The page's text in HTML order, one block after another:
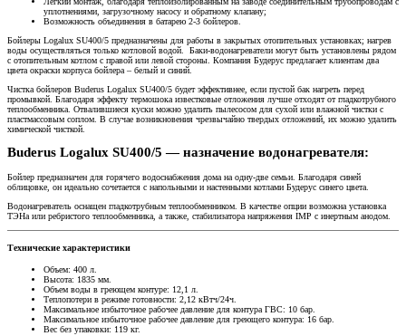
уплотнениями, загрузочному насосу и обратному клапану;
Возможность объединения в батарею 2-3 бойлеров.
Бойлеры Logalux SU400/5 предназначены для работы в закрытых отопительных установках; нагрев
воды осуществляться только котловой водой. Баки-водонагреватели могут быть установлены рядом
с отопительным котлом с правой или левой стороны. Компания Будерус предлагает клиентам два
цвета окраски корпуса бойлера – белый и синий.
Чистка бойлеров Buderus Logalux SU400/5 будет эффективнее, если пустой бак нагреть перед
промывкой. Благодаря эффекту термошока известковые отложения лучше отходят от гладкотрубного
теплообменника. Отвалившиеся куски можно удалить пылесосом для сухой или влажной чистки с
пластмассовым соплом. В случае возникновения чрезвычайно твердых отложений, их можно удалить
химической чисткой.
Buderus Logalux SU400/5 — назначение водонагревателя:
Бойлер предназначен для горячего водоснабжения дома на одну-две семьи. Благодаря синей
облицовке, он идеально сочетается с напольными и настенными котлами Будерус синего цвета.
Водонагреватель оснащен гладкотрубным теплообменником. В качестве опции возможна установка
ТЭНа или ребристого теплообменника, а также, стабилизатора напряжения IMP с инертным анодом.
Технические характеристики
Объем: 400 л.
Высота: 1835 мм.
Объем воды в греющем контуре: 12,1 л.
Теплопотери в режиме готовности: 2,12 кВтч/24ч.
Максимальное избыточное рабочее давление для контура ГВС: 10 бар.
Максимальное избыточное рабочее давление для греющего контура: 16 бар.
Вес без упаковки: 119 кг.